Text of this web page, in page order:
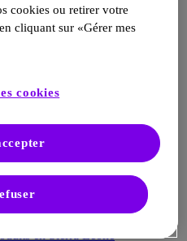
en Kirghizistan
en RCA
en Tajikistan
en Ouganda
en Guinée-Bissau
cookies ou retirer votre
cliquant sur «Gérer mes
cookies